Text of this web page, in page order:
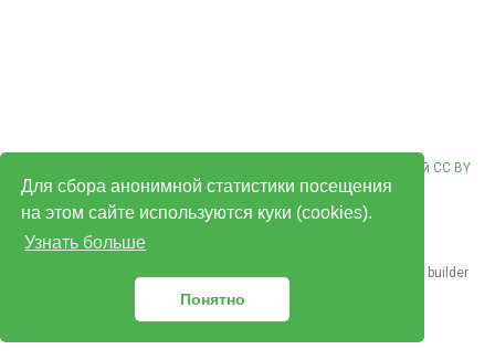
Для сбора анонимной статистики посещения
на этом сайте используются куки (cookies).
Узнать больше
Понятно
© Владимир Плизгá 2026. Контент опубликован под лицензией CC BY
NC ND 4.0
website builder
that empowers creators.